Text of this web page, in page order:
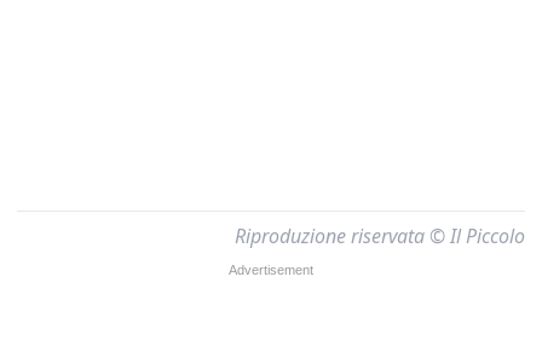
Riproduzione riservata © Il Piccolo